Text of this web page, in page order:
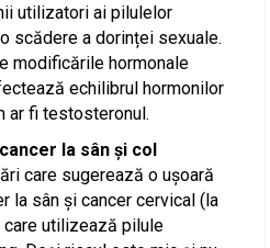
utilizatori ai pilulelor
scădere a dorinței sexuale.
modificările hormonale
echilibrul hormonilor
ar fi testosteronul.
la sân și col
care sugerează o ușoară
la sân și cancer cervical (la
utilizează pilule